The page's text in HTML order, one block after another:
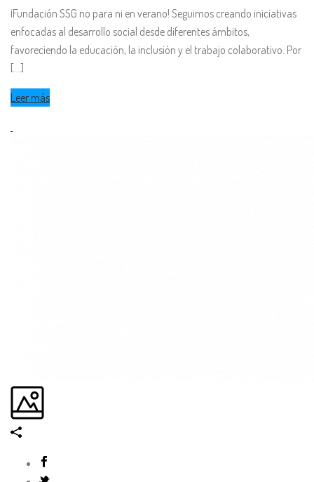
¡Fundación SSG no para ni en verano! Seguimos creando iniciativas
enfocadas al desarrollo social desde diferentes ámbitos,
favoreciendo la educación, la inclusión y el trabajo colaborativo. Por
[...]
Leer más